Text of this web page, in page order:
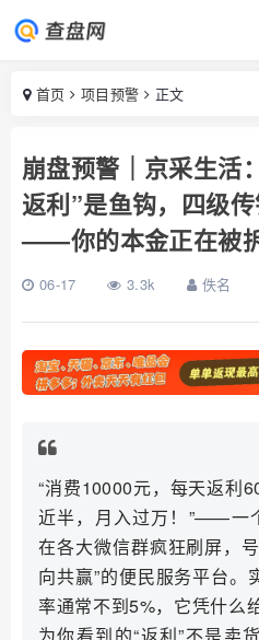
首页 项目预警 正文
崩盘预警｜京采生活
返利”是鱼钩，四级
——你的本金正在被
06-17 3.3k 佚名
“消费10000元，每天返利
近半，月入过万！”——一
在各大微信群疯狂刷屏，
向共赢”的便民服务平台。
率通常不到5%，它凭什么
为你看到的“返利”不是卖